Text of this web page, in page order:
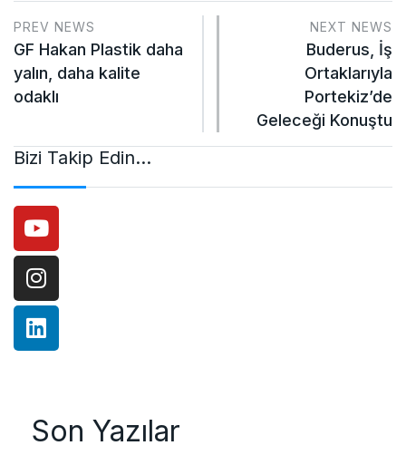
PREV NEWS
GF Hakan Plastik daha
yalın, daha kalite
odaklı
NEXT NEWS
Buderus, İş
Ortaklarıyla
Portekiz’de
Geleceği Konuştu
Bizi Takip Edin…
Son Yazılar